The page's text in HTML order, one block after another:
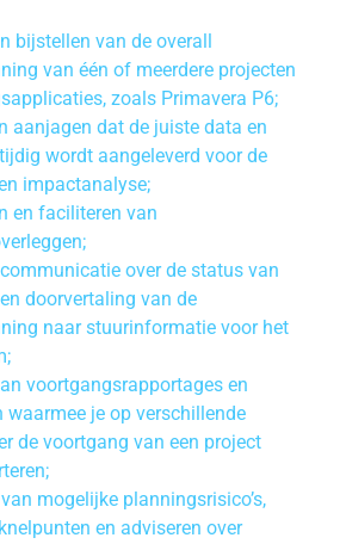
bijstellen van de overall
van één of meerdere projecten
zoals Primavera P6;
aanjagen dat de juiste data en
wordt aangeleverd voor de
impactanalyse;
en faciliteren van
over de status van
doorvertaling van de
naar stuurinformatie voor het
voortgangsrapportages en
waarmee je op verschillende
de voortgang van een project
mogelijke planningsrisico’s,
en adviseren over